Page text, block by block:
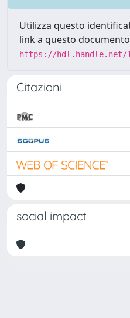
Utilizza questo
link a questo
https://hdl.handle.net/
Citazioni
social impact